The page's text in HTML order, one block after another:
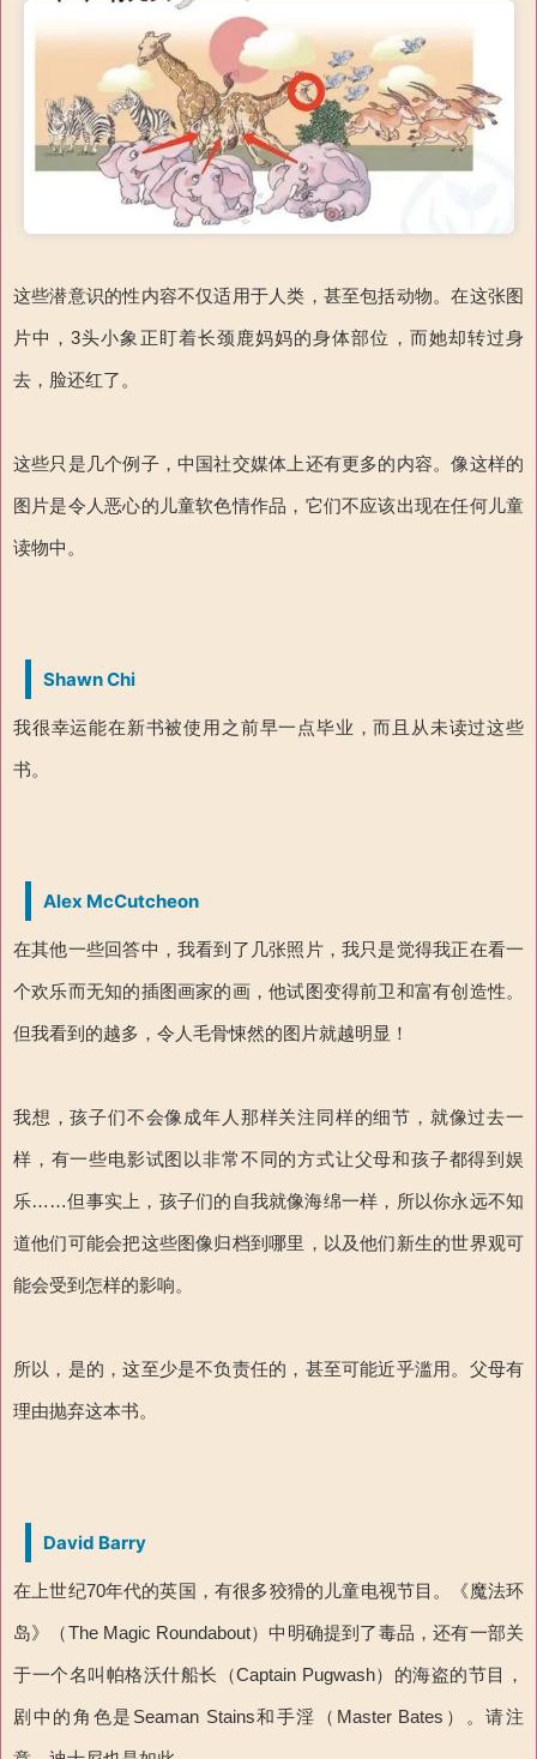
这些潜意识的性内容不仅适用于人类，甚至包括动物。在这张图
片中，3头小象正盯着长颈鹿妈妈的身体部位，而她却转过身
去，脸还红了。
这些只是几个例子，中国社交媒体上还有更多的内容。像这样的
图片是令人恶心的儿童软色情作品，它们不应该出现在任何儿童
读物中。
Shawn Chi
我很幸运能在新书被使用之前早一点毕业，而且从未读过这些
书。
Alex McCutcheon
在其他一些回答中，我看到了几张照片，我只是觉得我正在看一
个欢乐而无知的插图画家的画，他试图变得前卫和富有创造性。
但我看到的越多，令人毛骨悚然的图片就越明显！
我想，孩子们不会像成年人那样关注同样的细节，就像过去一
样，有一些电影试图以非常不同的方式让父母和孩子都得到娱
乐……但事实上，孩子们的自我就像海绵一样，所以你永远不知
道他们可能会把这些图像归档到哪里，以及他们新生的世界观可
能会受到怎样的影响。
所以，是的，这至少是不负责任的，甚至可能近乎滥用。父母有
理由抛弃这本书。
David Barry
在上世纪70年代的英国，有很多狡猾的儿童电视节目。《魔法环
岛》（The Magic Roundabout）中明确提到了毒品，还有一部关
于一个名叫帕格沃什船长（Captain Pugwash）的海盗的节目，
剧中的角色是Seaman Stains和手淫（Master Bates）。请注